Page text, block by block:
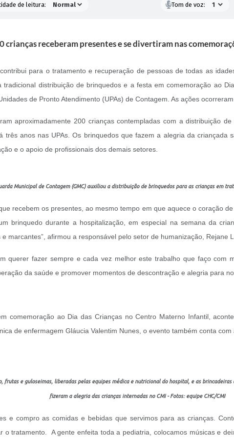
de leitura: Tom de voz:
crianças receberam presentes e se divertiram nas
para o tratamento e recuperação de pessoas de todas as
distribuição de brinquedos e a festa em comemoração ao
de Pronto Atendimento (UPAs) de Contagem. As ações
aproximadamente 200 crianças contempladas com a distribuição
três anos nas UPAs. Os brinquedos que fazem a alegria da
e o apoio de profissionais dos demais setores.
Municipal de Contagem (GMC) auxiliou a distribuição de brinquedos para as crianças em
recebem os presentes, ao mesmo tempo em que aquece o coração
brinquedo durante a hospitalização, em especial na semana da
marcantes”, afirmou a responsável pelo setor de humanização, Rejane
querer fazer sempre e cada vez melhor este trabalho que faço com
da saúde e promover momentos de descontração e alegria para
comemoração ao Dia das Crianças no Centro Materno Infantil,
de enfermagem Gláucia Valentim Nunes, o evento também conta
frutas e guloseimas, liberadas pelas equipes médica e nutricional do hospital, e as brincadeiras
fizeram a alegria das crianças internadas no CMI - Fotos: equipe CHC/CMI
e compro as comidas e bebidas que servimos para as crianças.
tratamento. A gente enfeita toda a pediatria, colocamos músicas e